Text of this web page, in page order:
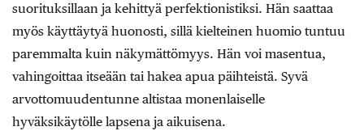
suorituksillaan ja kehittyä perfektionistiksi. Hän saattaa
myös käyttäytyä huonosti, sillä kielteinen huomio tuntuu
paremmalta kuin näkymättömyys. Hän voi masentua,
vahingoittaa itseään tai hakea apua päihteistä. Syvä
arvottomuudentunne altistaa monenlaiselle
hyväksikäytölle lapsena ja aikuisena.